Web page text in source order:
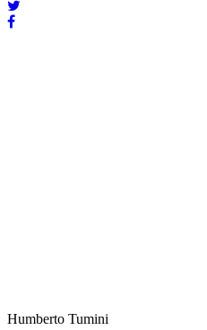
Humberto Tumini